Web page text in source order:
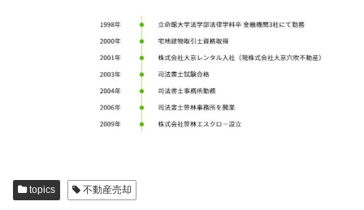
topics 不動産売却